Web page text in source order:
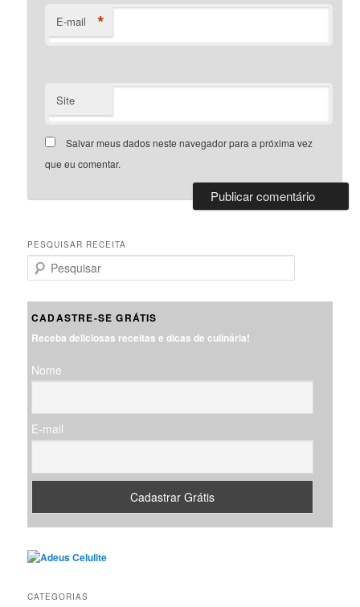
E-mail *
Site
Salvar meus dados neste navegador para a próxima vez
que eu comentar.
PESQUISAR RECEITA
e
u
a
CADASTRE-SE GRÁTIS
Receba deliciosas receitas e dicas de culinária!
Nome
E-mail
CATEGORIAS